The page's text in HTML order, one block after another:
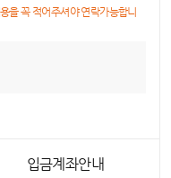
을 꼭 적어주셔야 연락가능합니
입금계좌안내